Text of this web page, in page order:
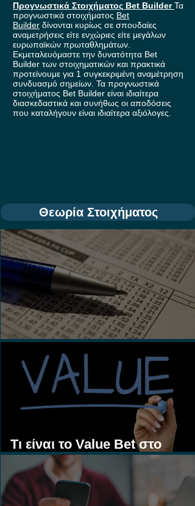
Προγνωστικά Στοιχήματος Bet BuilderΤα
προγνωστικά στοιχήματος Bet
Builder δίνονται κυρίως σε σπουδαίες
αναμετρήσεις είτε ενχώριες είτε μεγάλων
ευρωπαϊκών πρωταθλημάτων.
Εκμεταλευόμαστε την δυνατότητα Bet
Builder των στοιχηματικών και πρακτικά
προτείνουμε για 1 συγκεκριμένη αναμέτρηση
συνδυασμό σημείων. Τα προγνωστικά
στοιχήματος Bet Builder είναι ιδιαίτερα
διασκεδαστικά και συνήθως οι αποδόσεις
που καταλήγουν είναι ιδιαίτερα αξιόλογες.
Θεωρία Στοιχήματος
Τι είναι τα Ασιατικά Χάντικαπ;
Τι είναι το Value Bet στο
Στοίχημα;